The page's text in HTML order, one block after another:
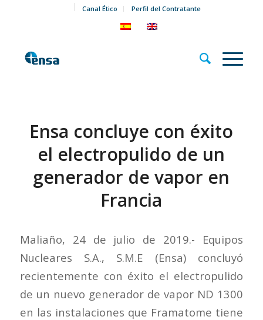
Canal Ético Perfil del Contratante
Ensa concluye con éxito
el electropulido de un
generador de vapor en
Francia
Maliaño, 24 de julio de 2019.- Equipos
Nucleares S.A., S.M.E (Ensa) concluyó
recientemente con éxito el electropulido
de un nuevo generador de vapor ND 1300
en las instalaciones que Framatome tiene